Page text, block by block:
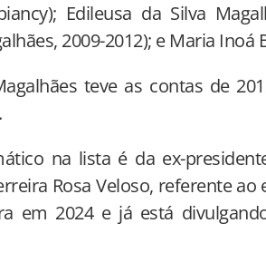
Edileusa da Silva
2009-2012); e Maria
teve as contas de
na lista é da ex-
Rosa Veloso, referente ao
em 2024 e já está